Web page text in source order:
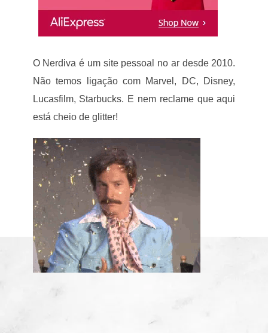
O Nerdiva é um site pessoal no ar desde 2010.
Não temos ligação com Marvel, DC, Disney,
Lucasfilm, Starbucks. E nem reclame que aqui
está cheio de glitter!